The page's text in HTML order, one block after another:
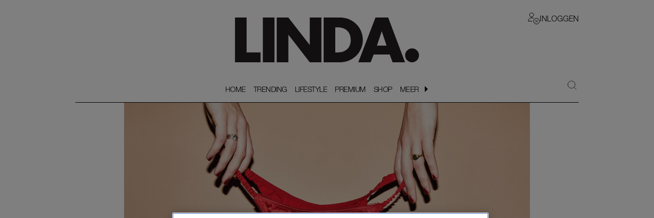
INLOGGEN
HOME
HOME TRENDING
TRENDING LIFESTYLE
LIFESTYLE PREMIUM
PREMIUM SHOP
SHOP MEER
MEER